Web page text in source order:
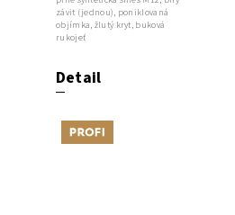
Detail
závit (jednou), poniklovaná
objímka, žlutý kryt, buková
rukojeť
Tip